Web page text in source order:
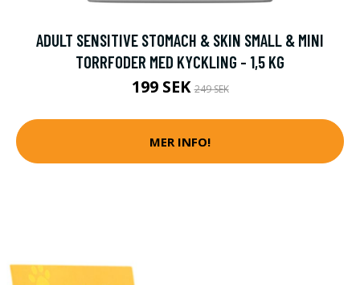
ADULT SENSITIVE STOMACH & SKIN SMALL & MINI
TORRFODER MED KYCKLING - 1,5 KG
199 SEK249 SEK
MER INFO!